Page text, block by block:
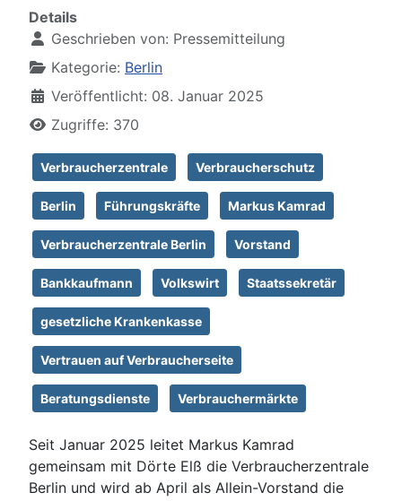
Details
Geschrieben von: Pressemitteilung
Kategorie: Berlin
Veröffentlicht: 08. Januar 2025
Zugriffe: 370
Verbraucherzentrale Verbraucherschutz
Berlin Führungskräfte Markus Kamrad
Verbraucherzentrale Berlin Vorstand
Bankkaufmann Volkswirt Staatssekretär
gesetzliche Krankenkasse
Vertrauen auf Verbraucherseite
Beratungsdienste Verbrauchermärkte
Seit Januar 2025 leitet Markus Kamrad
gemeinsam mit Dörte Elß die Verbraucherzentrale
Berlin und wird ab April als Allein-Vorstand die